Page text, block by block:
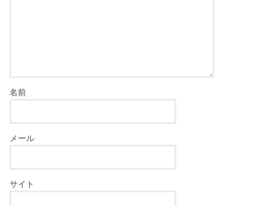
名前
メール
サイト